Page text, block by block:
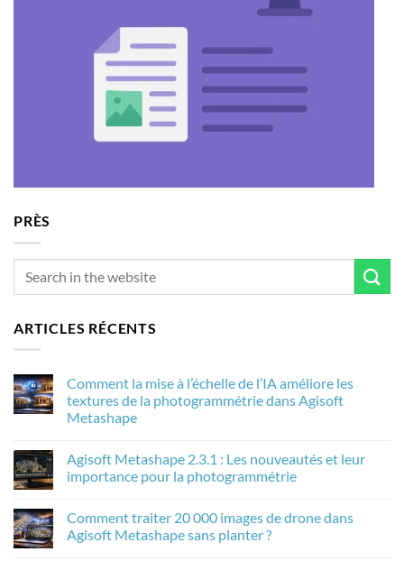
PRÈS
ARTICLES RÉCENTS
Comment la mise à l’échelle de l’IA améliore les
textures de la photogrammétrie dans Agisoft
Metashape
sur
Comment
la
l’échelle
de
l’IA
Agisoft Metashape 2.3.1 : Les nouveautés et leur
importance pour la photogrammétrie
sur
Agisoft
Metashape
Comment traiter 20 000 images de drone dans
Agisoft Metashape sans planter ?